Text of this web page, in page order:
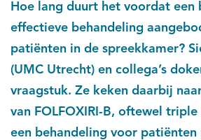
Hoe lang duurt het voordat een
effectieve behandeling
patiënten in de spreekkamer?
(UMC Utrecht) en collega’s
vraagstuk. Ze keken daarbij
van FOLFOXIRI-B, oftewel
een behandeling voor